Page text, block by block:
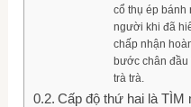
cổ thụ ép bánh
người khi đã
chấp nhận
bước chân đầu
trà trà.
Cấp độ thứ hai là TÌM